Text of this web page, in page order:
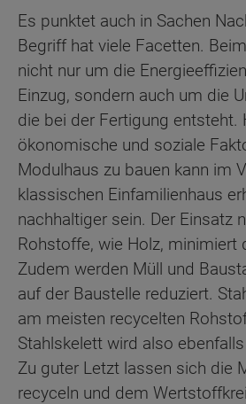
Es punktet auch in Sachen
Begriff hat viele Facetten.
nicht nur um die
Einzug, sondern auch um die
die bei der Fertigung entsteht.
ökonomische und soziale
Modulhaus zu bauen kann im
klassischen Einfamilienhaus
nachhaltiger sein. Der Einsatz
Rohstoffe, wie Holz, minimiert
Zudem werden Müll und
auf der Baustelle reduziert.
am meisten recycelten
Stahlskelett wird also
Zu guter Letzt lassen sich die
recyceln und dem